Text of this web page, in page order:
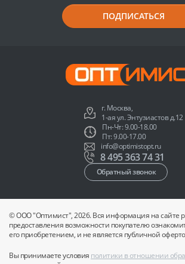
ПОДПИСАТЬСЯ
г. Москва,
1-ая ул. Энтузиастов д.12
Пн-Чт: 9.00-18.00
Пт: 9.00-17.00
info@optimistopt.ru
8 495 363 74 31
Обратный звонок
© ООО "Оптимист", 2026. Вся информация на сайте
предоставления возможности покупателю
его приобретением, и не является публичной
Вы принимаете условия политики в отношении